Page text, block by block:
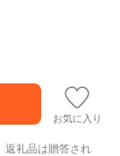
お気に入り
返礼品は贈答され